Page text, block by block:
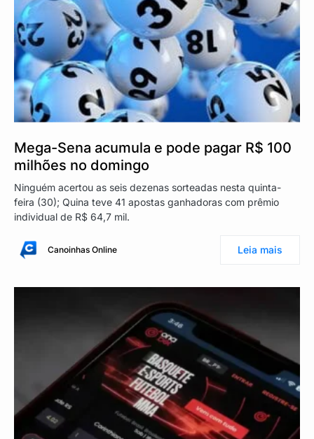
Mega-Sena acumula e pode pagar R$ 100
milhões no domingo
Ninguém acertou as seis dezenas sorteadas nesta quinta-
feira (30); Quina teve 41 apostas ganhadoras com prêmio
individual de R$ 64,7 mil.
Canoinhas Online Leia mais